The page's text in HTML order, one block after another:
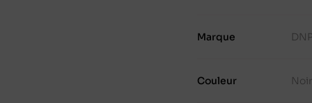
Marque
Couleur Noir